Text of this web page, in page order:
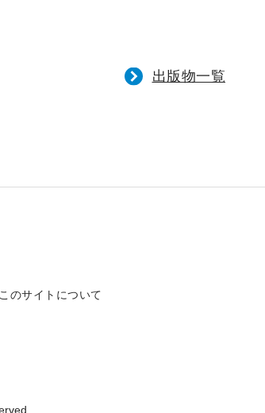
出版物一覧
このサイトについて